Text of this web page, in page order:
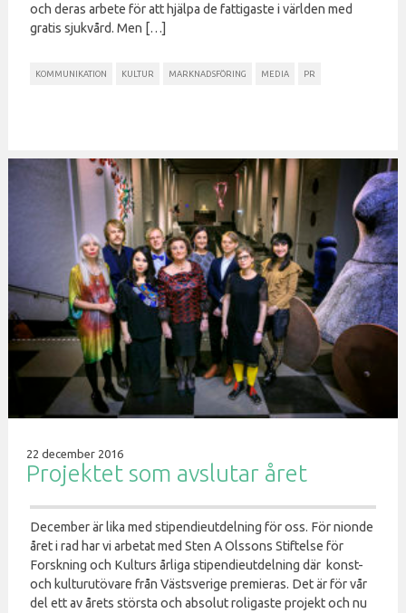
och deras arbete för att hjälpa de fattigaste i världen med
gratis sjukvård. Men […]
KOMMUNIKATION KULTUR MARKNADSFÖRING MEDIA PR
22 december 2016
Projektet som avslutar året
December är lika med stipendieutdelning för oss. För nionde
året i rad har vi arbetat med Sten A Olssons Stiftelse för
Forskning och Kulturs årliga stipendieutdelning där konst-
och kulturutövare från Västsverige premieras. Det är för vår
del ett av årets största och absolut roligaste projekt och nu